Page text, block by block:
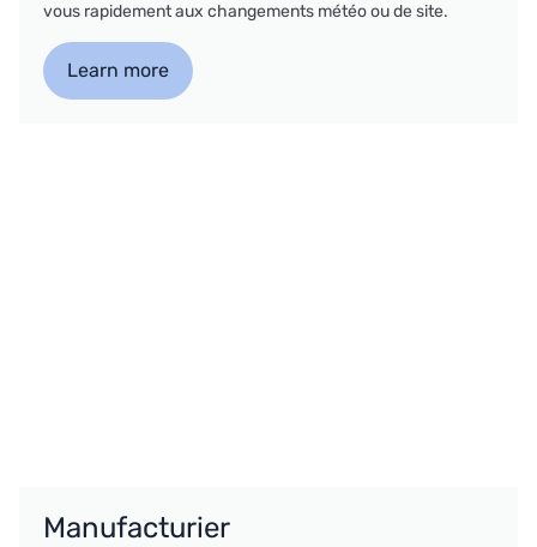
vous rapidement aux changements météo ou de site.
Learn more
Manufacturier